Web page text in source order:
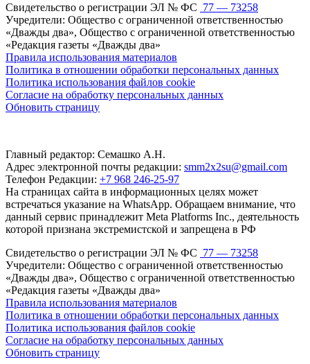
Свидетельство о регистрации ЭЛ № ФС 77 — 73258
Учредители: Общество с ограниченной ответственностью
«Дважды два», Общество с ограниченной ответственностью
«Редакция газеты «Дважды два»
Правила использования материалов
Политика в отношении обработки персональных данных
Политика использования файлов cookie
Согласие на обработку персональных данных
Обновить страницу
Главный редактор: Семашко А.Н.
Адрес электронной почты редакции: smm2x2su@gmail.com
Телефон Редакции: +7 968 246-25-97
На страницах сайта в информационных целях может
встречаться указание на WhatsApp. Обращаем внимание, что
данный сервис принадлежит Meta Platforms Inc., деятельность
которой признана экстремистской и запрещена в РФ
Свидетельство о регистрации ЭЛ № ФС 77 — 73258
Учредители: Общество с ограниченной ответственностью
«Дважды два», Общество с ограниченной ответственностью
«Редакция газеты «Дважды два»
Правила использования материалов
Политика в отношении обработки персональных данных
Политика использования файлов cookie
Согласие на обработку персональных данных
Обновить страницу